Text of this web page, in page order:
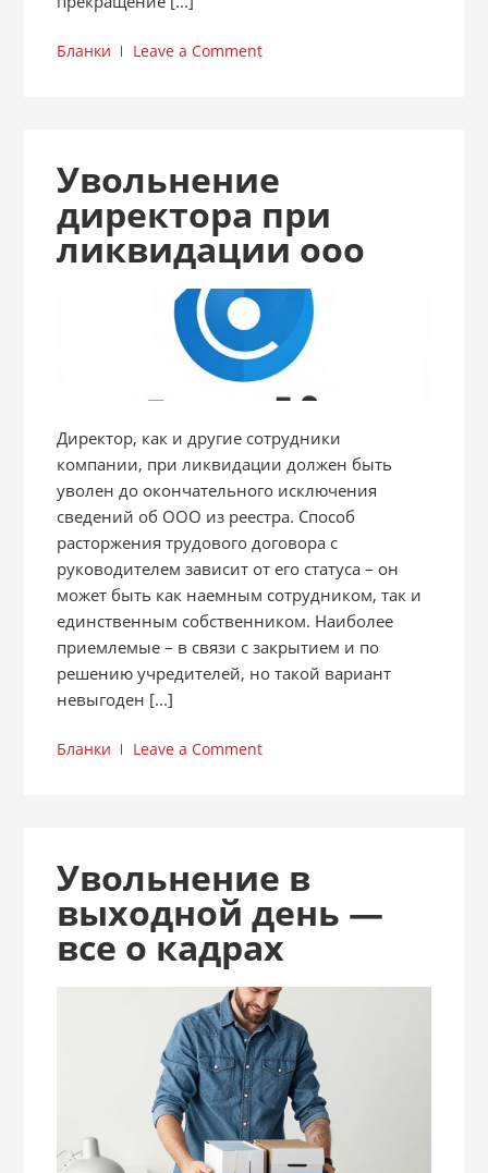
Бланки Leave a Comment
Увольнение
директора при
ликвидации ооо
Директор, как и другие сотрудники
компании, при ликвидации должен быть
уволен до окончательного исключения
сведений об ООО из реестра. Способ
расторжения трудового договора с
руководителем зависит от его статуса – он
может быть как наемным сотрудником, так и
единственным собственником. Наиболее
приемлемые – в связи с закрытием и по
решению учредителей, но такой вариант
невыгоден [...]
Бланки Leave a Comment
Увольнение в
выходной день —
все о кадрах